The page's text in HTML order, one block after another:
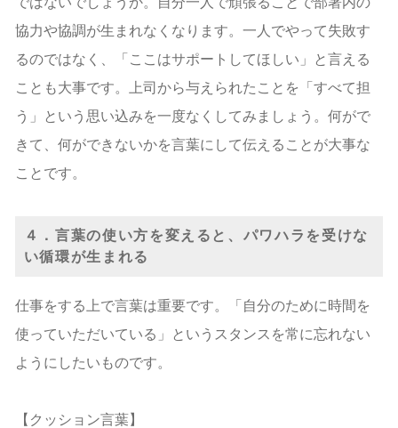
協力や協調が生まれなくなります。一人でやって失敗す
るのではなく、「ここはサポートしてほしい」と言える
ことも大事です。上司から与えられたことを「すべて担
う」という思い込みを一度なくしてみましょう。何がで
きて、何ができないかを言葉にして伝えることが大事な
ことです。
４．言葉の使い方を変えると、パワハラを受けな
い循環が生まれる
仕事をする上で言葉は重要です。「自分のために時間を
使っていただいている」というスタンスを常に忘れない
ようにしたいものです。
【クッション言葉】